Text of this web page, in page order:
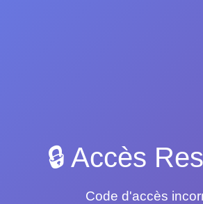
🔒 Accès
Code d'accès